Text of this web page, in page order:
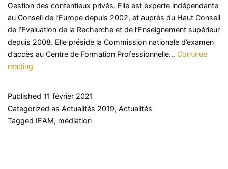
Gestion des contentieux privés. Elle est experte indépendante
au Conseil de l’Europe depuis 2002, et auprès du Haut Conseil
de l’Evaluation de la Recherche et de l’Enseignement supérieur
depuis 2008. Elle préside la Commission nationale d’examen
d’accès au Centre de Formation Professionnelle… Continue
reading
l’IEAM:
mardi
Published 11 février 2021
Categorized as Actualités 2019, Actualités
Tagged IEAM, médiation